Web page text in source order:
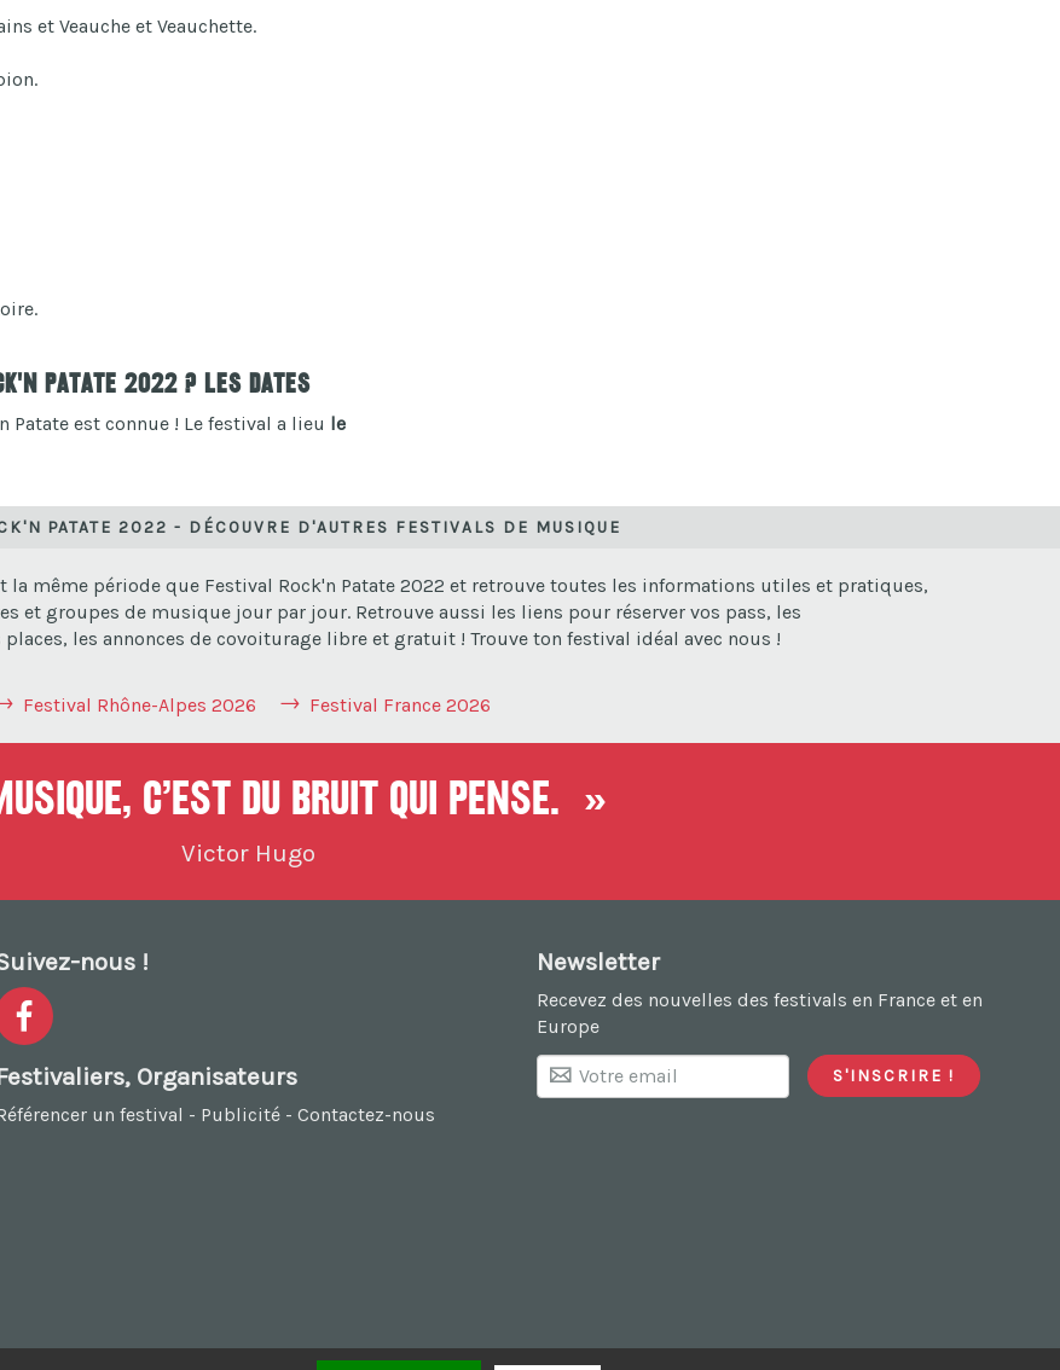
et Veauche et Veauchette.
Patate 2022 ? Les dates
Patate est connue ! Le festival a lieu le
PATATE 2022 - DÉCOUVRE D'AUTRES FESTIVALS DE MUSIQUE
même période que Festival Rock'n Patate 2022 et retrouve toutes les informations utiles et pratiques,
et groupes de musique jour par jour. Retrouve aussi les liens pour réserver vos pass, les
les annonces de covoiturage libre et gratuit ! Trouve ton festival idéal avec nous !
Festival Rhône-Alpes 2026 Festival France 2026
c’est du bruit qui pense. »
Victor Hugo
nous !
Organisateurs
un festival - Publicité - Contactez-nous
Newsletter
Recevez des nouvelles des festivals en France et en
Europe